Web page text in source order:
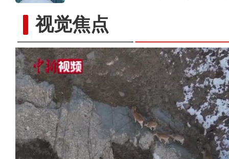
视觉焦点新疆喀什地区650万亩棉